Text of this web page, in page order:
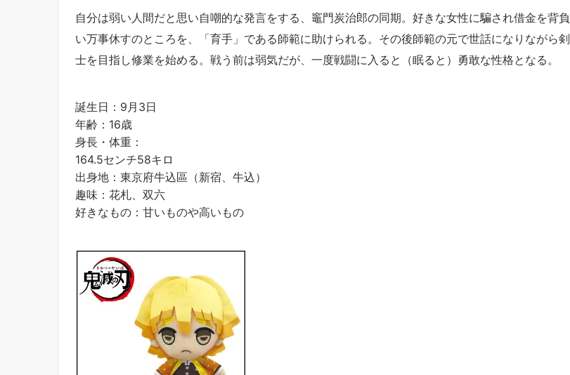
自分は弱い人間だと思い自嘲的な発言をする、竈門炭治郎の同期。好きな女性に騙され借金を背負
い万事休すのところを、「育手」である師範に助けられる。その後師範の元で世話になりながら剣
士を目指し修業を始める。戦う前は弱気だが、一度戦闘に入ると（眠ると）勇敢な性格となる。
誕生日：9月3日
年齢：16歳
身長・体重：
164.5センチ58キロ
出身地：東京府牛込區（新宿、牛込）
趣味：花札、双六
好きなもの：甘いものや高いもの